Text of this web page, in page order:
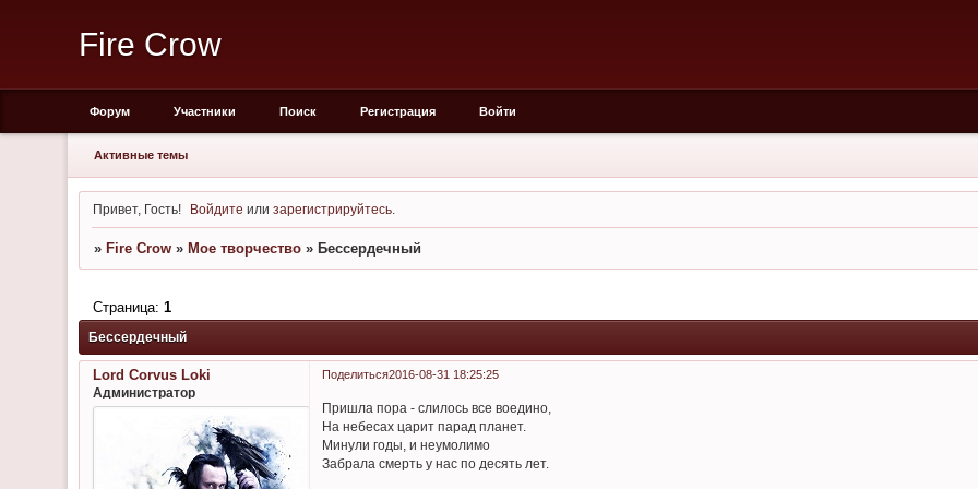
Fire Crow
Форум Участники Поиск Регистрация Войти
Активные темы
Привет, Гость! Войдите илизарегистрируйтесь
» Fire Crow » Мое творчество » Бессердечный
Бессердечный
Страница: 1
Поделиться2016-08-31 18:25:25
Lord Corvus Loki
Администратор
Пришла пора - слилось все воедино,
На небесах царит парад планет.
Минули годы, и неумолимо
Забрала смерть у нас по десять лет.